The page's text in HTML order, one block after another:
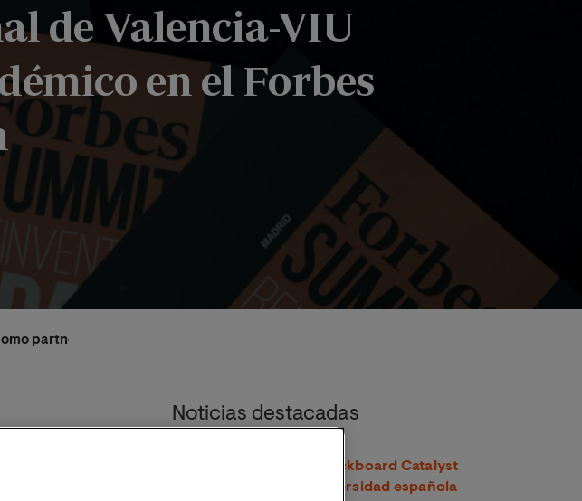
de Valencia-VIU
en el Forbes
partner académico en el Forbes SUMMIT Reinventing Spain
Noticias destacadas
VIU recibe su quinto Blackboard Catalyst
Award y es la única universidad española